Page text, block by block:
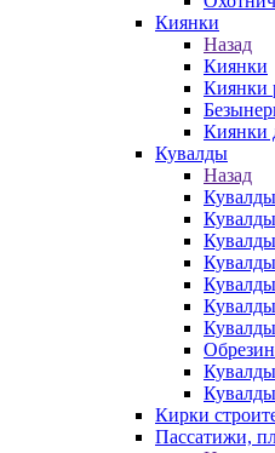
Киянки
Назад
Киянки
Киянки
Киянки
Кувалды
Назад
Кувалды
Кирки
Пассатижи,